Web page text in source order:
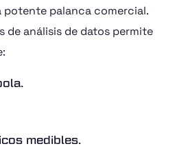
palanca comercial.
de análisis de datos permite
medibles.